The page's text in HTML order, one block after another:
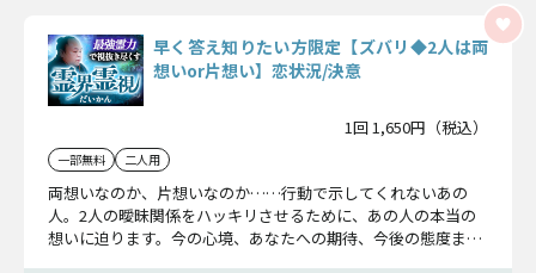
早く答え知りたい方限定【ズバリ◆2人は両
想いor片想い】恋状況/決意
1回 1,650円（税込）
一部無料 二人用
両想いなのか、片想いなのか……行動で示してくれないあの
人。2人の曖昧関係をハッキリさせるために、あの人の本当の
想いに迫ります。今の心境、あなたへの期待、今後の態度ま